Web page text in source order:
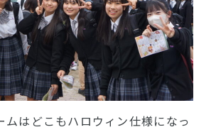
ムはどこもハロウィン仕様になっ